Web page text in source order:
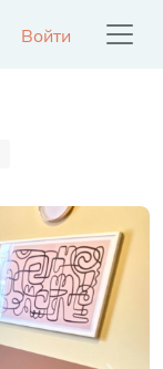
Войти